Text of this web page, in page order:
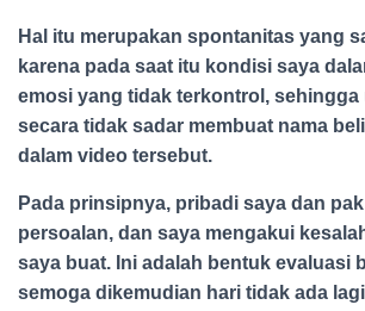
Hal itu merupakan spontanitas yang
karena pada saat itu kondisi saya
emosi yang tidak terkontrol, sehingga
secara tidak sadar membuat nama
dalam video tersebut.
Pada prinsipnya, pribadi saya dan
persoalan, dan saya mengakui
saya buat. Ini adalah bentuk evaluasi
semoga dikemudian hari tidak ada